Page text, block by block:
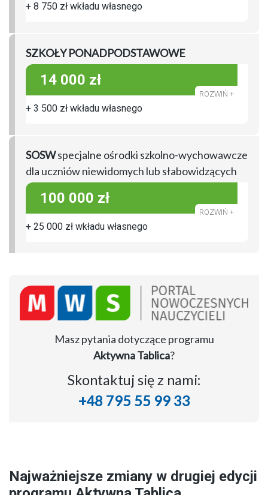
+ 8 750 zł wkładu własnego
SZKOŁY PONADPODSTAWOWE
14 000 zł
+ 3 500 zł wkładu własnego
SOSWspecjalne ośrodki szkolno-wychowawcze
dla uczniów niewidomych lub słabowidzących
100 000 zł
+ 25 000 zł wkładu własnego
Masz pytania dotyczące programu
Aktywna Tablica?
Skontaktuj się z nami:
+48 795 55 99 33
Najważniejsze zmiany w drugiej edycji